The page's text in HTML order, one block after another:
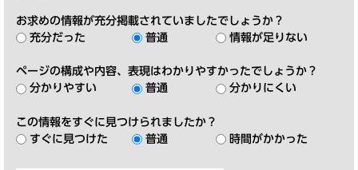
お求めの情報が充分掲載されていましたでしょうか？
充分だった
普通 情報が足りない
ページの構成や内容、表現はわかりやすかったでしょうか？
分かりやすい
普通 分かりにくい
この情報をすぐに見つけられましたか？
すぐに見つけた
普通 時間がかかった